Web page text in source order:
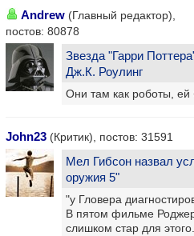
Andrew (Главный редактор),
постов: 80878
Звезда "Гарри
Дж.К. Роулинг
Они там как роботы, ей
John23 (Критик), постов: 31591
Мел Гибсон назвал
оружия 5"
"у Гловера
В пятом фильме
слишком стар для